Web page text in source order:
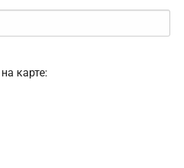
карте: